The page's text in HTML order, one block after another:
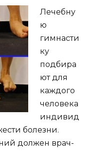
Лечебну
ю
гимнасти
ку
подбира
ют для
каждого
человека
индивид
болезни.
должен врач-